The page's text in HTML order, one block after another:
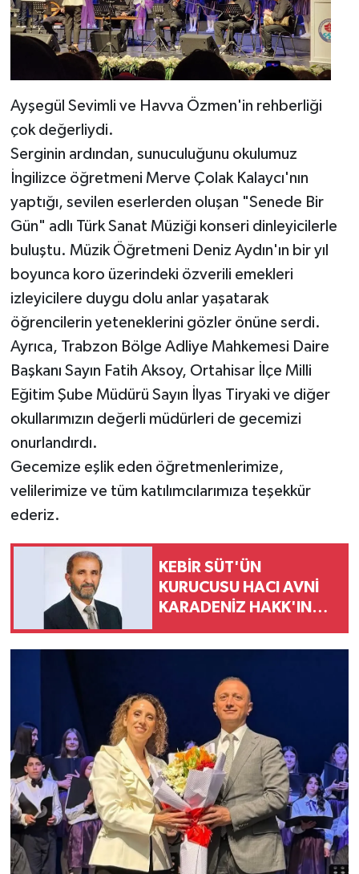
Ayşegül Sevimli ve Havva Özmen'in rehberliği
çok değerliydi.
Serginin ardından, sunuculuğunu okulumuz
İngilizce öğretmeni Merve Çolak Kalaycı'nın
yaptığı, sevilen eserlerden oluşan "Senede Bir
Gün" adlı Türk Sanat Müziği konseri dinleyicilerle
buluştu. Müzik Öğretmeni Deniz Aydın'ın bir yıl
boyunca koro üzerindeki özverili emekleri
izleyicilere duygu dolu anlar yaşatarak
öğrencilerin yeteneklerini gözler önüne serdi.
Ayrıca, Trabzon Bölge Adliye Mahkemesi Daire
Başkanı Sayın Fatih Aksoy, Ortahisar İlçe Milli
Eğitim Şube Müdürü Sayın İlyas Tiryaki ve diğer
okullarımızın değerli müdürleri de gecemizi
onurlandırdı.
Gecemize eşlik eden öğretmenlerimize,
velilerimize ve tüm katılımcılarımıza teşekkür
ederiz.
KEBİR SÜT'ÜN
KURUCUSU HACI AVNİ
KARADENİZ HAKK'IN